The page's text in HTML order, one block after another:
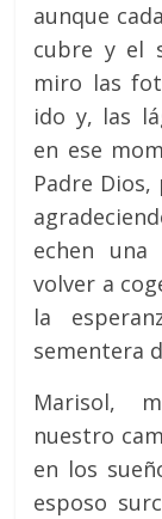
aunque
cubre y el
miro las
ido y, las
en ese
Padre
echen una
volver a
la
sementera
Marisol,
nuestro
en los
esposo